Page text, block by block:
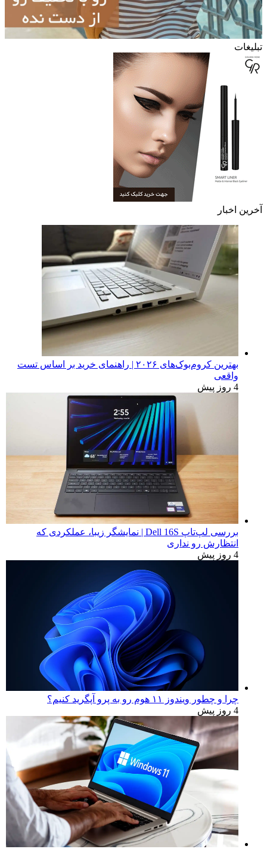
تبلیغات
آخرین اخبار
بهترین کروم‌بوک‌های ۲۰۲۶ | راهنمای خرید بر اساس تست
واقعی
4 روز پیش
بررسی لپ‌تاپ Dell 16S | نمایشگر زیبا، عملکردی که
انتظارش رو نداری
4 روز پیش
چرا و چطور ویندوز ۱۱ هوم رو به پرو آپگرید کنیم؟
4 روز پیش